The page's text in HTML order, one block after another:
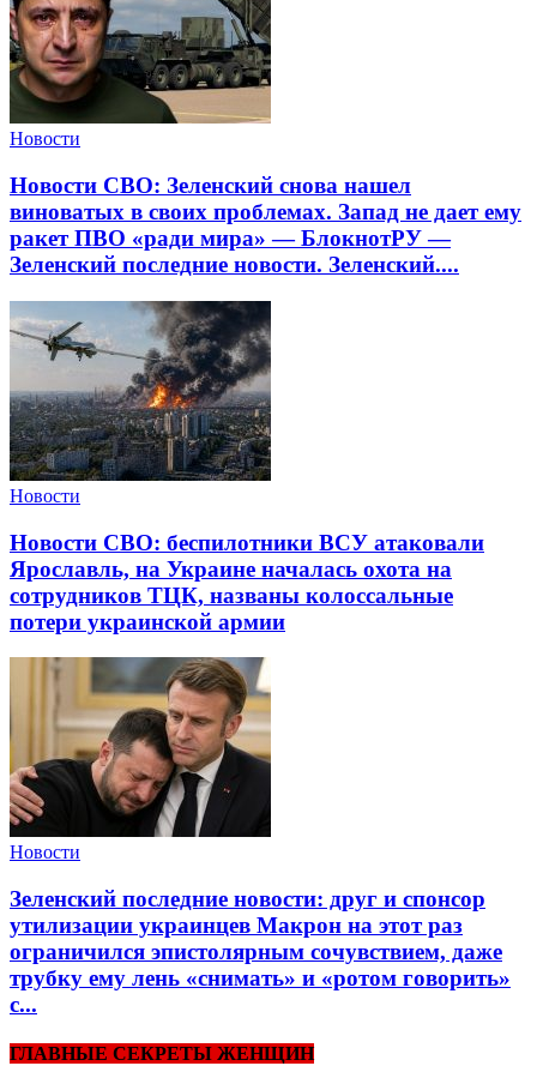
Новости
Новости СВО: Зеленский снова нашел
виноватых в своих проблемах. Запад не дает ему
ракет ПВО «ради мира» — БлокнотРУ —
Зеленский последние новости. Зеленский....
Новости
Новости СВО: беспилотники ВСУ атаковали
Ярославль, на Украине началась охота на
сотрудников ТЦК, названы колоссальные
потери украинской армии
Новости
Зеленский последние новости: друг и спонсор
утилизации украинцев Макрон на этот раз
ограничился эпистолярным сочувствием, даже
трубку ему лень «снимать» и «ротом говорить»
с...
ГЛАВНЫЕ СЕКРЕТЫ ЖЕНЩИН